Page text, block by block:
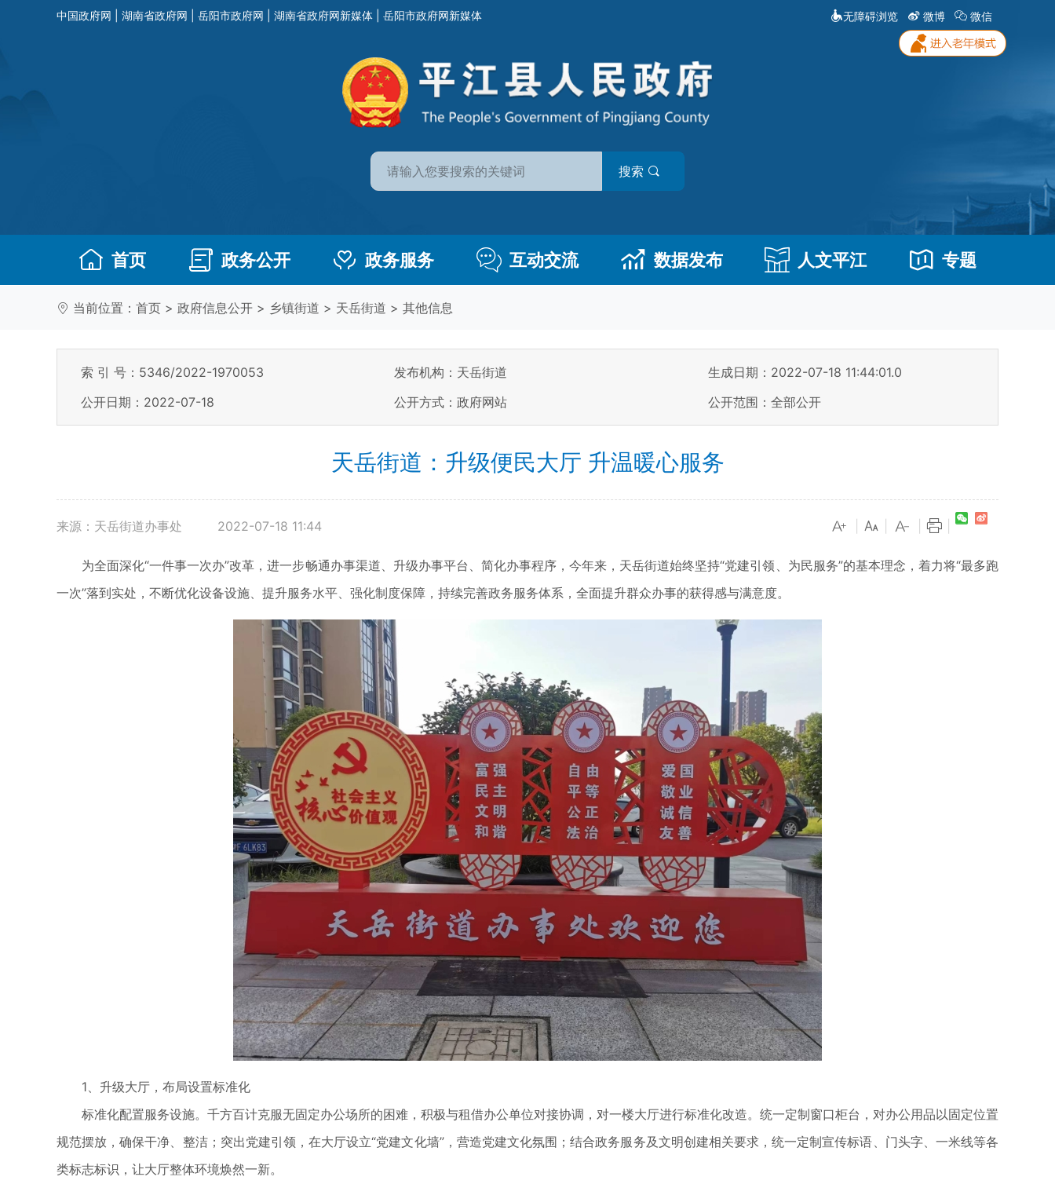
中国政府网 湖南省政府网 岳阳市政府网 湖南省政府网新媒体 岳阳市政府网新媒体 无障碍浏览 微博 微信
搜索
首页 政务公开 政务服务 互动交流 数据发布 人文平江 专题
当前位置： 首页 > 政府信息公开 > 乡镇街道 > 天岳街道 > 其他信息
索 引 号：5346/2022-1970053 发布机构：天岳街道
生成日期：2022-07-18 11:44:01.0
公开日期：2022-07-18
公开方式：政府网站 公开范围：全部公开
天岳街道：升级便民大厅 升温暖心服务
来源：天岳街道办事处 2022-07-18 11:44
为全面深化“一件事一次办”改革，进一步畅通办事渠道、升级办事平台、简化办事程序，今年来，天岳街道始终坚持“党建引领、为民服务”的基本理念，着力将“最多跑
一次”落到实处，不断优化设备设施、提升服务水平、强化制度保障，持续完善政务服务体系，全面提升群众办事的获得感与满意度。
1、升级大厅，布局设置标准化
标准化配置服务设施。千方百计克服无固定办公场所的困难，积极与租借办公单位对接协调，对一楼大厅进行标准化改造。统一定制窗口柜台，对办公用品以固定位置
规范摆放，确保干净、整洁；突出党建引领，在大厅设立“党建文化墙”，营造党建文化氛围；结合政务服务及文明创建相关要求，统一定制宣传标语、门头字、一米线等各
类标志标识，让大厅整体环境焕然一新。